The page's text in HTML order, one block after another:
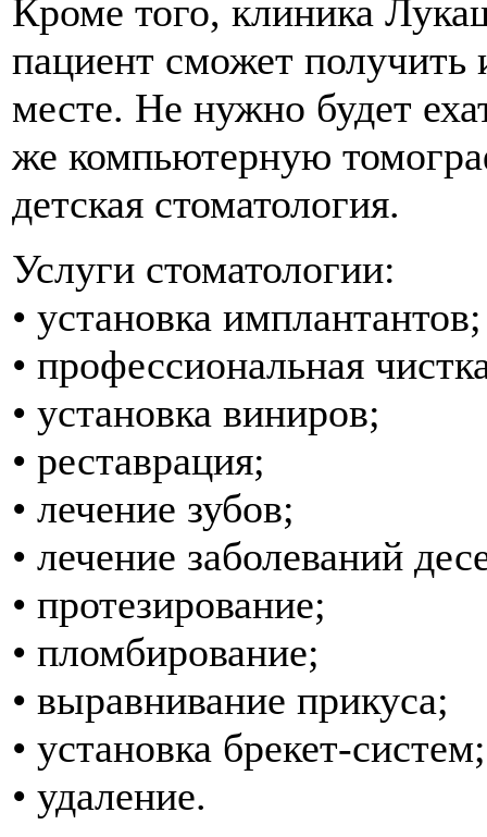
Кроме того, клиника
пациент сможет
месте. Не нужно будет
же компьютерную
детская стоматология.
Услуги стоматологии:
• установка имплантантов;
• профессиональная
• установка виниров;
• реставрация;
• лечение зубов;
• лечение заболеваний
• протезирование;
• пломбирование;
• выравнивание прикуса;
• установка брекет-систем;
• удаление.